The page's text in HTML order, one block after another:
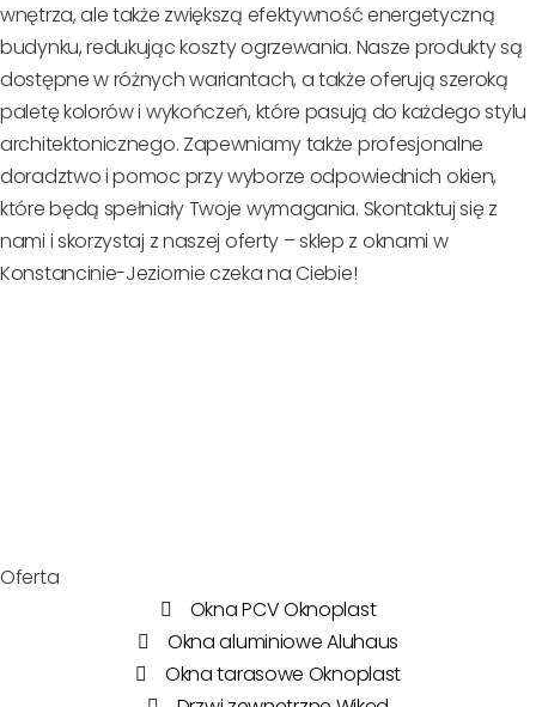
wnętrza, ale także zwiększą efektywność energetyczną
budynku, redukując koszty ogrzewania. Nasze produkty są
dostępne w różnych wariantach, a także oferują szeroką
paletę kolorów i wykończeń, które pasują do każdego stylu
architektonicznego. Zapewniamy także profesjonalne
doradztwo i pomoc przy wyborze odpowiednich okien,
które będą spełniały Twoje wymagania. Skontaktuj się z
nami i skorzystaj z naszej oferty – sklep z oknami w
Konstancinie-Jeziornie czeka na Ciebie!
Oferta
Okna PCV Oknoplast
Okna aluminiowe Aluhaus
Okna tarasowe Oknoplast